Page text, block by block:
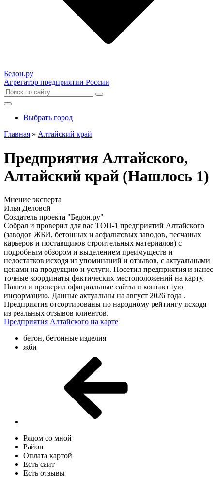
Бедон.ру
Агрегатор предприятий России
Выбрать город
Главная » Алтайский край
Предприятия Алтайского,
Алтайский край (Нашлось 1)
Мнение эксперта
Илья Деловой
Создатель проекта "Бедон.ру"
Собрал и проверил для вас ТОП-1 предприятий Алтайского
(заводов ЖБИ, бетонных и асфальтовых заводов, песчаных
карьеров и поставщиков строительных материалов) с
подробным обзором и выделением преимуществ и
недостатков исходя из упоминаний и отзывов, с актуальными
ценами на продукцию и услуги. Посетил предприятия и нанес
точные координаты фактических местоположений на карту.
Нашел и проверил официальные сайты и контактную
информацию. Данные актуальны на август 2026 года .
Предприятия отсортированы по народному рейтингу исходя
из реальных отзывов клиентов.
Предприятия Алтайского на карте
бетон, бетонные изделия
жби
Рядом со мной
Район
Оплата картой
Есть сайт
Есть отзывы